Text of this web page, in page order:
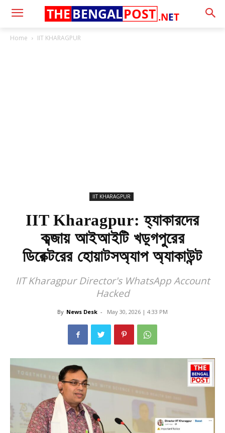
.NET
THE BENGALPOST
Home IIT KHARAGPUR
IIT KHARAGPUR
IIT Kharagpur: হ্যাকারদের
কব্জায় আইআইটি খড়্গপুরের
ডিরেক্টরের হোয়াটসঅ্যাপ অ্যাকাউন্ট
IIT Kharagpur Director's WhatsApp Account
Hacked
By News Desk - May 30, 2026 | 4:33 PM